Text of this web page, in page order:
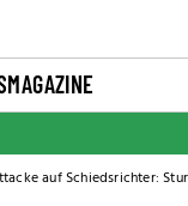
MAGAZINE
auf Schiedsrichter: